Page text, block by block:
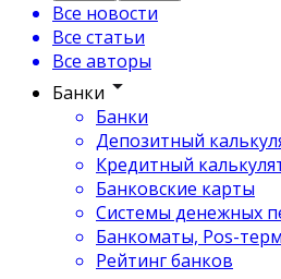
Все новости
Все статьи
Все авторы
Банки
Банки
Депозитный
Кредитный
Банковские карты
Системы денежных
Банкоматы, Pos-
Рейтинг банков